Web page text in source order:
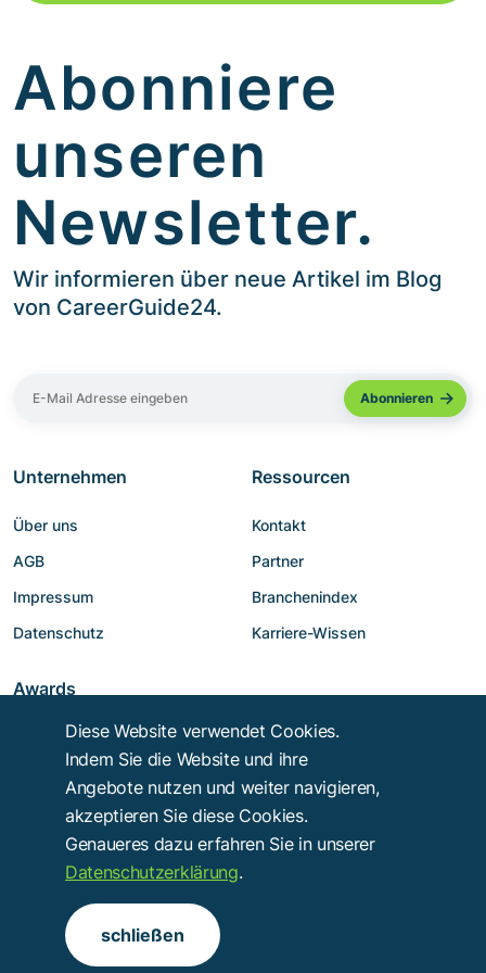
Abonniere
unseren
Newsletter.
Wir informieren über neue Artikel im Blog
von CareerGuide24.
Unternehmen
Über uns
AGB
Impressum
Datenschutz
Ressourcen
Kontakt
Partner
Branchenindex
Karriere-Wissen
Awards
Copyright © 2014 - 2026 Troy Verlags- und Werbungsgesellschaft mbH
Alle Rechte vorbehalten.
Diese Website verwendet Cookies.
Indem Sie die Website und ihre
Angebote nutzen und weiter navigieren,
akzeptieren Sie diese Cookies.
Genaueres dazu erfahren Sie in unserer
Datenschutzerklärung.
schließen